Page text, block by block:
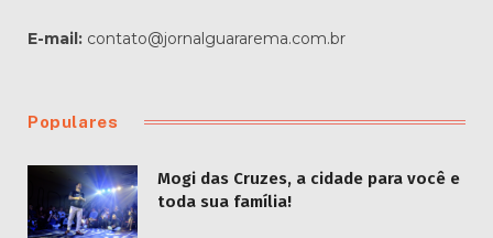
E-mail: contato@jornalguararema.com.br
Populares
Mogi das Cruzes, a cidade para você e
toda sua família!